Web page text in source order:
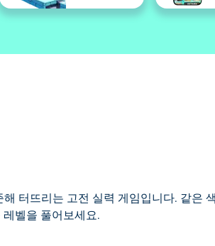
터뜨리는 고전 실력 게임입니다. 같은
벨을 풀어보세요.